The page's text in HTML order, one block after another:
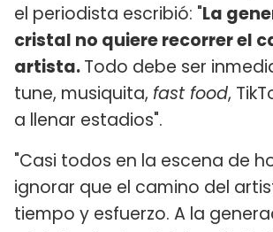
el periodista escribió: "La
cristal no quiere recorrer el
artista.Todo debe ser
tune, musiquita, fast food,
a llenar estadios".
"Casi todos en la escena de
ignorar que el camino del
tiempo y esfuerzo. A la